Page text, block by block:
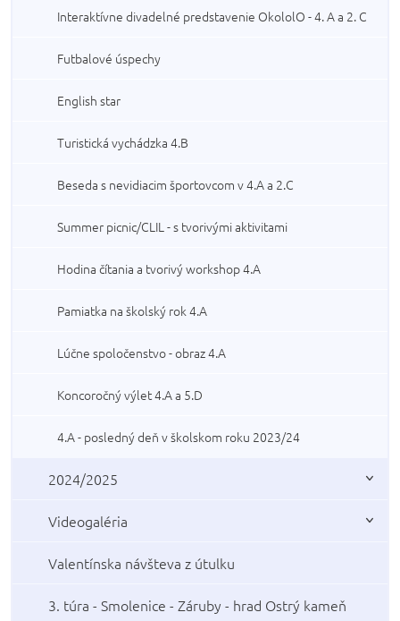
Interaktívne divadelné predstavenie OkololO - 4. A a 2. C
Futbalové úspechy
English star
Turistická vychádzka 4.B
Beseda s nevidiacim športovcom v 4.A a 2.C
Summer picnic/CLIL - s tvorivými aktivitami
Hodina čítania a tvorivý workshop 4.A
Pamiatka na školský rok 4.A
Lúčne spoločenstvo - obraz 4.A
Koncoročný výlet 4.A a 5.D
4.A - posledný deň v školskom roku 2023/24
2024/2025
Videogaléria
Valentínska návšteva z útulku
3. túra - Smolenice - Záruby - hrad Ostrý kameň